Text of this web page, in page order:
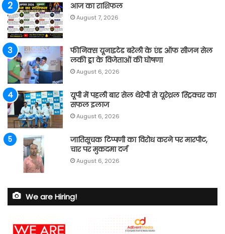
आज का राशिफल
August 7, 2026
फीनिक्स यूनाइटेड बरेली के एंड ऑफ सीजन सेल
लकी ड्रा के विजेताओं की घोषणा
August 6, 2026
यूपी में पहली बार सेल थेरेपी से यूरेथ्रल स्ट्रिक्चर का
सफल इलाज
August 6, 2026
जातिसूचक टिप्पणी का विरोध करने पर मारपीट,
चार पर मुकदमा दर्ज
August 6, 2026
We are Hiring!